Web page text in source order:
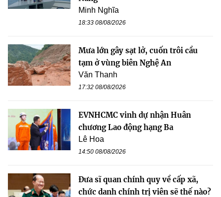
Minh Nghĩa
18:33 08/08/2026
Mưa lớn gây sạt lở, cuốn trôi cầu
tạm ở vùng biên Nghệ An
Văn Thanh
17:32 08/08/2026
EVNHCMC vinh dự nhận Huân
chương Lao động hạng Ba
Lê Hoa
14:50 08/08/2026
Đưa sĩ quan chính quy về cấp xã,
chức danh chính trị viên sẽ thế nào?